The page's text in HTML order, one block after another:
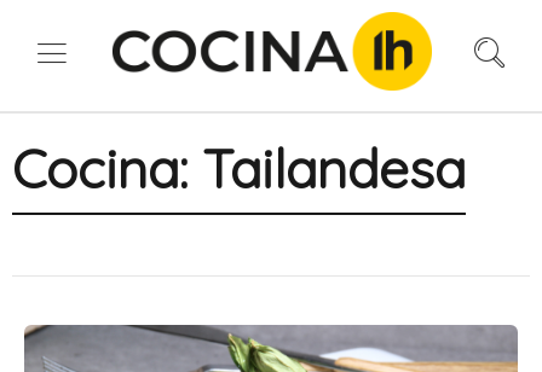
Cocina: Tailandesa